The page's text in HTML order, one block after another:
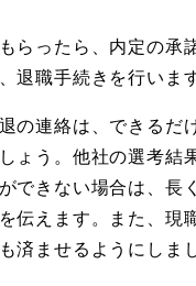
らったら、内定の承
退職手続きを行いま
の連絡は、できるだ
ょう。他社の選考結
できない場合は、長
伝えます。また、現
済ませるようにしま